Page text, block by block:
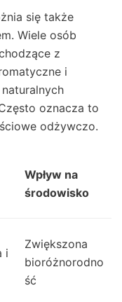
się także
Wiele osób
z
i
oznacza to
odżywczo.
Wpływ na
środowisko
i
Zwiększona
bioróżnorodno
ść